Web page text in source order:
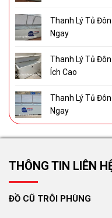
Thanh Lý Tủ
Ngay
Thanh Lý Tủ
Ích Cao
Thanh Lý Tủ
Ngay
THÔNG TIN LIÊN
ĐỒ CŨ TRÔI PHÙNG